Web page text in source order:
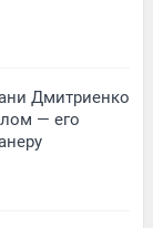
Дмитриенко
— его